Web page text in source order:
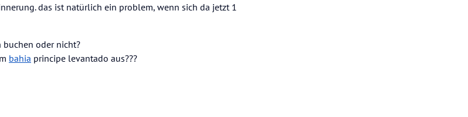
das ist natürlich ein problem, wenn sich da jetzt 1
oder nicht?
bahia principe levantado aus???